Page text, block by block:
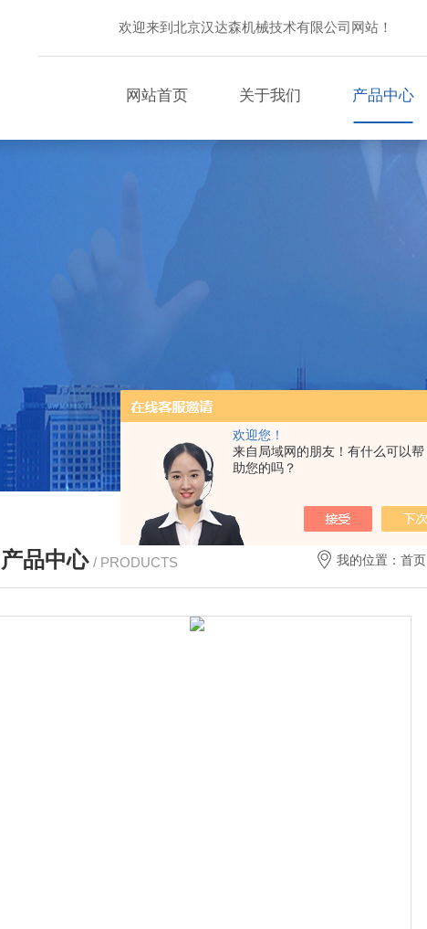
欢迎您！
来自局域网的朋友！有什么可以帮
助您的吗？
欢迎来到北京汉达森机械技术有限公司网站！
网站首页 关于我们 产品中心
产品中心 / PRODUCTS 我的位置： 首页